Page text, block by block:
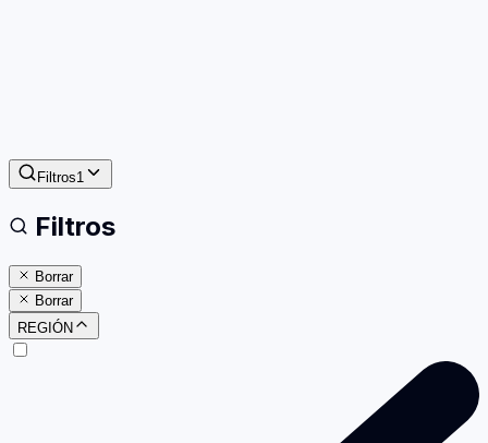
Filtros1
Filtros
Borrar
Borrar
REGIÓN